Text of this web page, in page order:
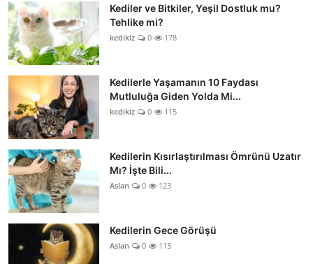
Kediler ve Bitkiler, Yeşil Dostluk mu?
Tehlike mi?
kedikiz 0 178
Kedilerle Yaşamanın 10 Faydası
Mutluluğa Giden Yolda Mi...
kedikiz 0 115
Kedilerin Kısırlaştırılması Ömrünü Uzatır
Mı? İşte Bili...
Aslan 0 123
Kedilerin Gece Görüşü
Aslan 0 115